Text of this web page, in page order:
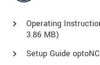
Operating
3.86 MB)
Setup Guide